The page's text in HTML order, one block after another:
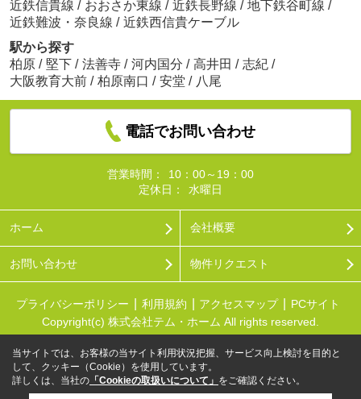
近鉄信貴線 / おおさか東線 / 近鉄長野線 / 地下鉄谷町線 /
近鉄難波・奈良線 / 近鉄西信貴ケーブル
駅から探す
柏原 / 堅下 / 法善寺 / 河内国分 / 高井田 / 志紀 /
大阪教育大前 / 柏原南口 / 安堂 / 八尾
電話でお問い合わせ
営業時間：
10：00～19：00
定休日：
水曜日
ホーム 会社概要
お問い合わせ 物件リクエスト
プライバシーポリシー 利用規約 アクセスマップ
PCサイト
Copyright(c) 株式会社テム・ホーム All rights reserved.
当サイトでは、お客様の当サイト利用状況把握、サービス向上検討を目的と
して、クッキー（Cookie）を使用しています。
詳しくは、当社の 「Cookieの取扱いについて」 をご確認ください。